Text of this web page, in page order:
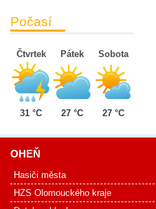
Počasí
Čtvrtek
31 °C
Pátek
27 °C
Sobota
27 °C
OHEŇ
Hasiči města
HZS Olomouckého kraje